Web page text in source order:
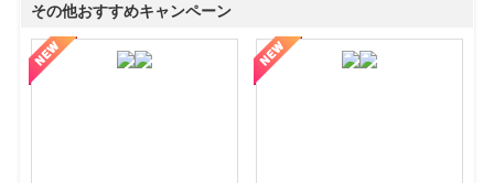
その他おすすめキャンペーン